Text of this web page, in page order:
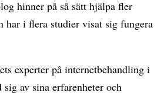
hinner på så sätt hjälpa fler
har i flera studier visat sig fungera
experter på internetbehandling i
av sina erfarenheter och